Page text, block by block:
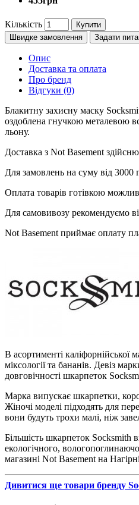
Кількість
Купити
Швидке замовлення
Задати
Опис
Доставка та оплата
Про бренд
Відгуки (0)
Блакитну захисну маску
оздоблена гнучкою металевою
льону.
Доставка з Not Basement
Для замовлень на суму від 3000
Оплата товарів готівкою
Для самовивозу рекомендуємо
Not Basement приймає оплату
В асортименті каліфорнійської
міксології та бананів. Девіз
довговічності шкарпеток
Марка випускає шкарпетки,
Жіночі моделі підходять для
вони будуть трохи малі, ніж
Більшість шкарпеток Socksmith
екологічного,
магазині Not Basement на
Дивитися ще товари бренду